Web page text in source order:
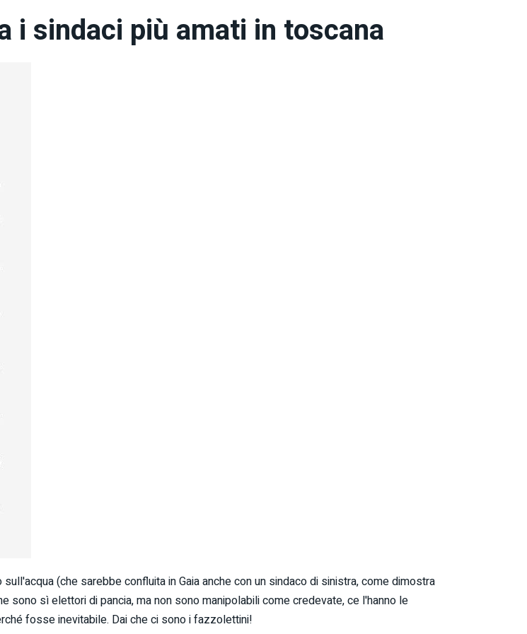
i sindaci più amati in toscana
(che sarebbe confluita in Gaia anche con un sindaco di sinistra, come dimostra
sì elettori di pancia, ma non sono manipolabili come credevate, ce l'hanno le
fosse inevitabile. Dai che ci sono i fazzolettini!